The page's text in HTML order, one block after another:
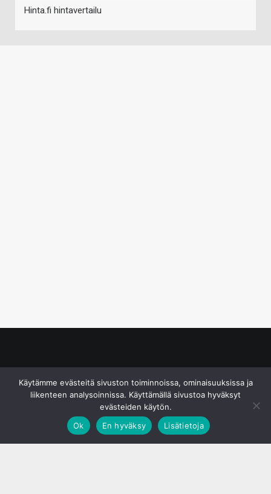
Hinta.fi hintavertailu
Käytämme evästeitä sivuston toiminnoissa, ominaisuuksissa ja
liikenteen analysoinnissa. Käyttämällä sivustoa hyväksyt
evästeiden käytön.
Ok
En hyväksy Lisätietoja